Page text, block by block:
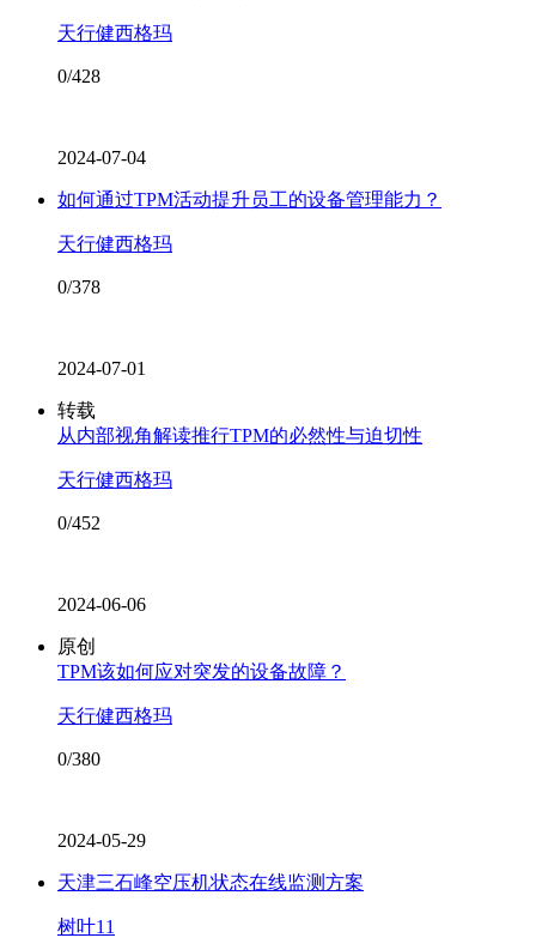
天行健西格玛
0/428
2024-07-04
如何通过TPM活动提升员工的设备管理能力？
天行健西格玛
0/378
2024-07-01
转载
从内部视角解读推行TPM的必然性与迫切性
天行健西格玛
0/452
2024-06-06
原创
TPM该如何应对突发的设备故障？
天行健西格玛
0/380
2024-05-29
天津三石峰空压机状态在线监测方案
树叶11